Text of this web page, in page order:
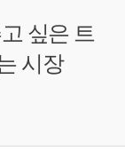
싶은 트
시장